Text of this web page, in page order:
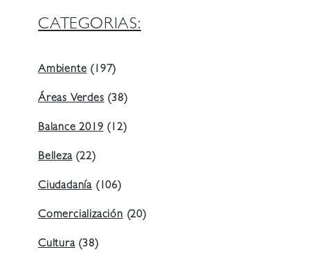
CATEGORIAS:
Ambiente (197)
Áreas Verdes (38)
Balance 2019 (12)
Belleza(22)
Ciudadanía (106)
Comercialización (20)
Cultura(38)